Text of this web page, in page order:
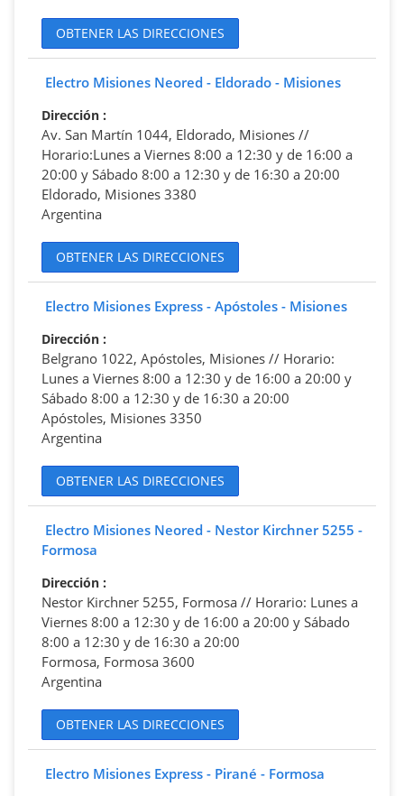
OBTENER LAS DIRECCIONES
Electro Misiones Neored - Eldorado - Misiones
Dirección :
Av. San Martín 1044, Eldorado, Misiones //
Horario:Lunes a Viernes 8:00 a 12:30 y de 16:00 a
20:00 y Sábado 8:00 a 12:30 y de 16:30 a 20:00
Eldorado, Misiones 3380
Argentina
OBTENER LAS DIRECCIONES
Electro Misiones Express - Apóstoles - Misiones
Dirección :
Belgrano 1022, Apóstoles, Misiones // Horario:
Lunes a Viernes 8:00 a 12:30 y de 16:00 a 20:00 y
Sábado 8:00 a 12:30 y de 16:30 a 20:00
Apóstoles, Misiones 3350
Argentina
OBTENER LAS DIRECCIONES
Electro Misiones Neored - Nestor Kirchner 5255 -
Formosa
Dirección :
Nestor Kirchner 5255, Formosa // Horario: Lunes a
Viernes 8:00 a 12:30 y de 16:00 a 20:00 y Sábado
8:00 a 12:30 y de 16:30 a 20:00
Formosa, Formosa 3600
Argentina
OBTENER LAS DIRECCIONES
Electro Misiones Express - Pirané - Formosa